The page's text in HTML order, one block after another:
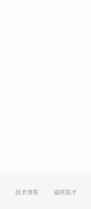
技术博客 诚聘英才